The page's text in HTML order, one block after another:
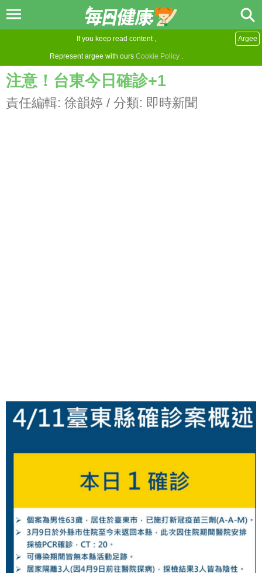
If you keep read content ,
Represent argee with ours Cookie Policy .
Argee
注意！台東今日確診+1
責任編輯: 徐韻婷 / 分類: 即時新聞